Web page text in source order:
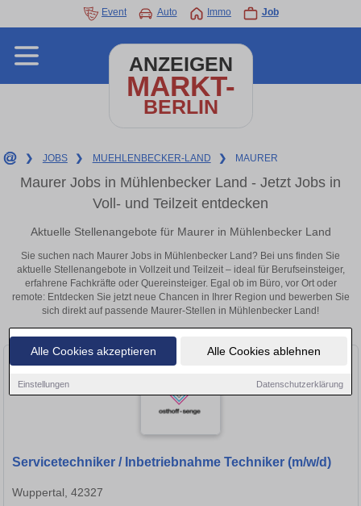
Alle Cookies akzeptieren Alle Cookies ablehnen
Einstellungen Datenschutzerklärung
Event Auto Immo Job
ANZEIGEN
MARKT-
BERLIN
❯ JOBS ❯ MUEHLENBECKER-LAND ❯ MAURER
Maurer Jobs in Mühlenbecker Land - Jetzt Jobs in
Voll- und Teilzeit entdecken
Aktuelle Stellenangebote für Maurer in Mühlenbecker Land
Sie suchen nach Maurer Jobs in Mühlenbecker Land? Bei uns finden Sie
aktuelle Stellenangebote in Vollzeit und Teilzeit – ideal für Berufseinsteiger,
erfahrene Fachkräfte oder Quereinsteiger. Egal ob im Büro, vor Ort oder
remote: Entdecken Sie jetzt neue Chancen in Ihrer Region und bewerben Sie
sich direkt auf passende Maurer-Stellen in Mühlenbecker Land!
Servicetechniker / Inbetriebnahme Techniker (m/w/d)
Wuppertal, 42327